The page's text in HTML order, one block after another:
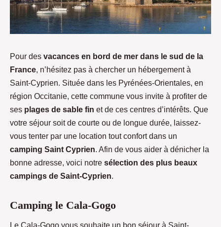
Pour des vacances en bord de mer dans le sud de la
France, n’hésitez pas à chercher un hébergement à
Saint-Cyprien. Située dans les Pyrénées-Orientales, en
région Occitanie, cette commune vous invite à profiter de
ses plages de sable fin et de ces centres d’intérêts. Que
votre séjour soit de courte ou de longue durée, laissez-
vous tenter par une location tout confort dans un
camping Saint Cyprien. Afin de vous aider à dénicher la
bonne adresse, voici notre sélection des plus beaux
campings de Saint-Cyprien.
Camping le Cala-Gogo
Le Cala-Gogo vous souhaite un bon séjour à Saint-